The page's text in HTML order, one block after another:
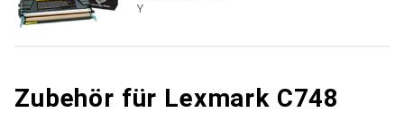
Y
Zubehör für Lexmark C748